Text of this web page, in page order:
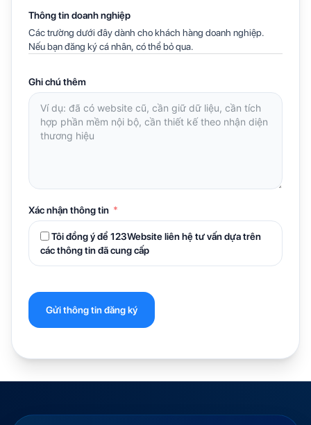
Thông tin doanh nghiệp
Các trường dưới đây dành cho khách hàng doanh nghiệp.
Nếu bạn đăng ký cá nhân, có thể bỏ qua.
Ghi chú thêm
Xác nhận thông tin
Tôi đồng ý để 123Website liên hệ tư vấn dựa trên
các thông tin đã cung cấp
Gửi thông tin đăng ký